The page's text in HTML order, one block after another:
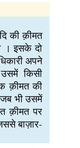
की क़ीमत
। इसके दो
अपने
किसी
क़ीमत की
भी उसमें
क़ीमत पर
बाज़ार-